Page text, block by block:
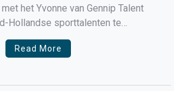
het Yvonne van Gennip Talent
Hollandse sporttalenten te
van de samenwerking is de
Noord-Holland, een speciale
Read More